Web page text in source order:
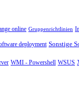
online Gruppenrichtlinien
deployment Sonstige
WMI - Powershell WSUS